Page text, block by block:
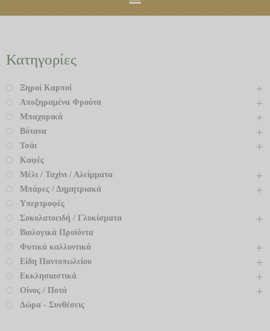
Κατηγορίες
Ξηροί Καρποί
Αποξηραμένα Φρούτα
Μπαχαρικά
Βότανα
Τσάι
Καφές
Μέλι / Ταχίνι / Αλείμματα
Μπάρες / Δημητριακά
Υπερτροφές
Σοκολατοειδή / Γλυκίσματα
Βιολογικά Προϊόντα
Φυτικά καλλυντικά
Είδη Παντοπωλείου
Εκκλησιαστικά
Οίνος / Ποτά
Δώρα - Συνθέσεις